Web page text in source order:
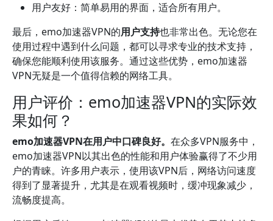
用户友好：简单易用的界面，适合所有用户。
最后，emo加速器VPN的用户支持也非常出色。无论您在
使用过程中遇到什么问题，都可以寻求专业的技术支持，
确保您能顺利使用该服务。通过这些优势，emo加速器
VPN无疑是一个值得信赖的网络工具。
用户评价：emo加速器VPN的实际效
果如何？
emo加速器VPN在用户中口碑良好。 在众多VPN服务中，
emo加速器VPN以其出色的性能和用户体验赢得了不少用
户的青睐。许多用户表示，使用该VPN后，网络访问速度
得到了显著提升，尤其是在观看视频时，缓冲现象减少，
流畅度提高。